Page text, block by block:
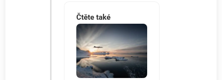
Čtěte také